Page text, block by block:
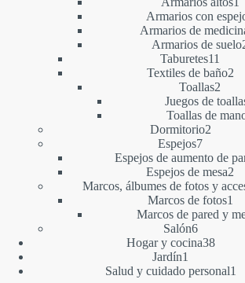
Armarios con
Armarios de
Armarios de suelo
Taburetes11
Textiles de baño22
Toallas2
Juegos de
Toallas de
Dormitorio22
Espejos77
Espejos de aumento de
Espejos de mesa2
Marcos, álbumes de fotos y
Marcos de fotos1
Marcos de pared y
Salón66
productos
Hogar y cocina3838
Jardín1
producto
Salud y cuidado personal1